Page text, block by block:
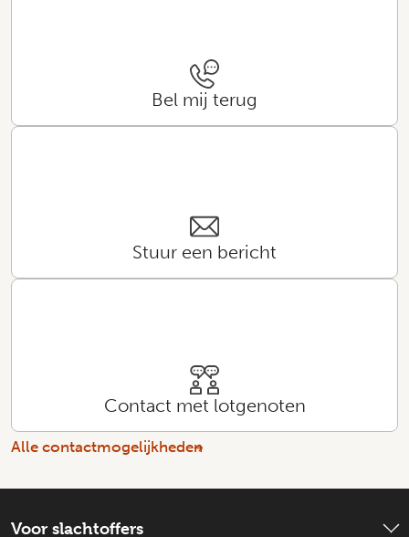
Bel mij terug
Stuur een bericht
Contact met lotgenoten
Alle contactmogelijkheden
Voor slachtoffers